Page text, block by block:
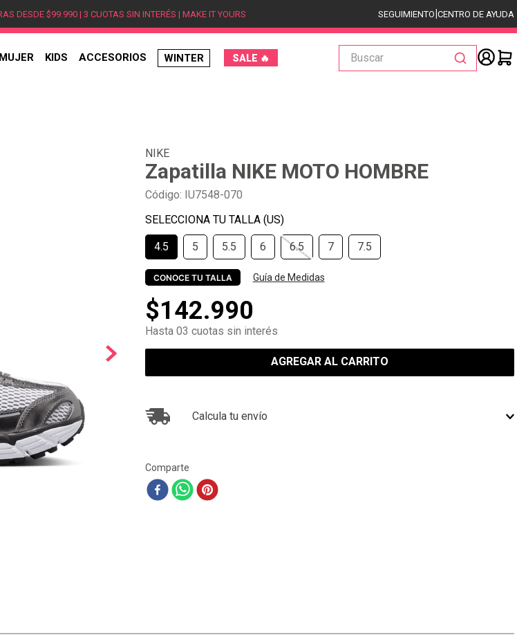
DESDE $99.990 | 3 CUOTAS SIN INTERÉS | MAKE IT YOURS SEGUIMIENTO|CENTRO DE AYUDA
MUJER KIDS ACCESORIOS WINTER SALE 🔥
Buscar
NIKE
Zapatilla NIKE MOTO HOMBRE
Código: IU7548-070
4.5 5 5.5 6 6.5 7 7.5
CONOCE TU TALLA Guía de Medidas
$142.990
Hasta 03 cuotas sin interés
AGREGAR AL CARRITO
Calcula tu envío
Comparte